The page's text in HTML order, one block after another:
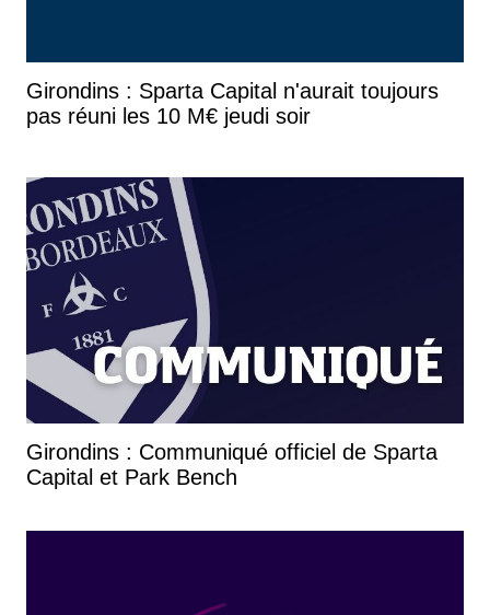
Girondins : Sparta Capital n'aurait toujours
pas réuni les 10 M€ jeudi soir
Girondins : Communiqué officiel de Sparta
Capital et Park Bench